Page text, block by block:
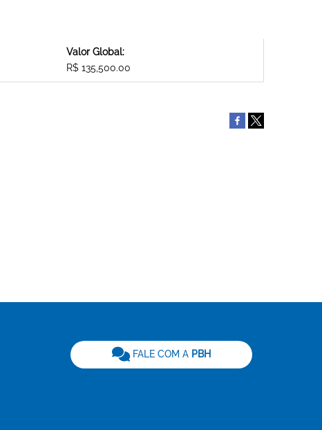
Valor Global:
R$ 135,500.00
FALE COM A PBH